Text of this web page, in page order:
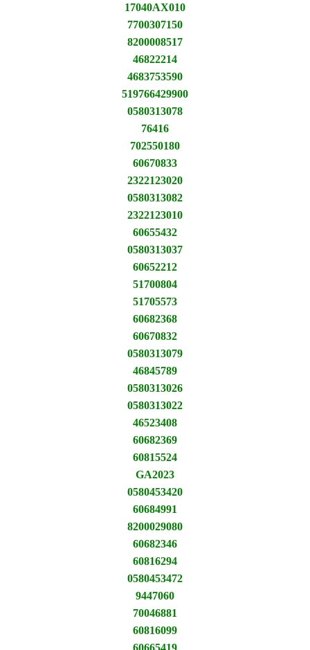
17040AX010
7700307150
8200008517
46822214
4683753590
519766429900
0580313078
76416
702550180
60670833
2322123020
0580313082
2322123010
60655432
0580313037
60652212
51700804
51705573
60682368
60670832
0580313079
46845789
0580313026
0580313022
46523408
60682369
60815524
GA2023
0580453420
60684991
8200029080
60682346
60816294
0580453472
9447060
70046881
60816099
60665419